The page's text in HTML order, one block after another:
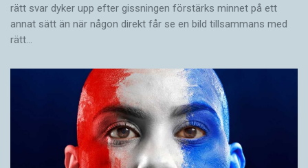
rätt svar dyker upp efter gissningen förstärks minnet på ett
annat sätt än när någon direkt får se en bild tillsammans med
rätt…